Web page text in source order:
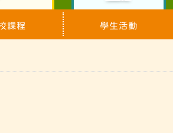
課程 學生活動